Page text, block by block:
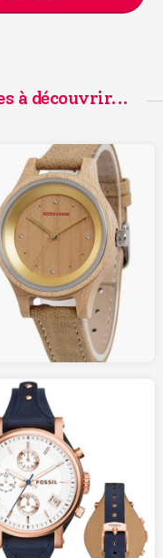
à découvrir...
129.00
AMAZON.fr
110.00
AMAZON.fr